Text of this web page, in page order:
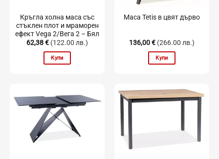
Кръгла холна маса със
стъклен плот и мраморен
ефект Vega 2/Вега 2 – Бял
62,38€ (122.00 лв.)
Купи
Маса Tetis в цвят дърво
136,00€ (266.00 лв.)
Купи